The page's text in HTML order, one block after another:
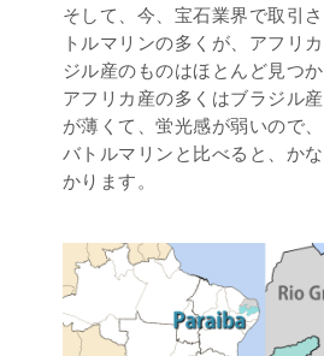
そして、今、宝石業界で取引
トルマリンの多くが、アフリ
ジル産のものはほとんど見つか
アフリカ産の多くはブラジル
が薄くて、蛍光感が弱いので
バトルマリンと比べると、か
かります。